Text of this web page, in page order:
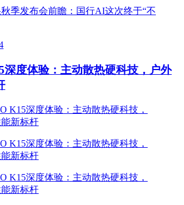
深度体验：主动散热硬科技，户外